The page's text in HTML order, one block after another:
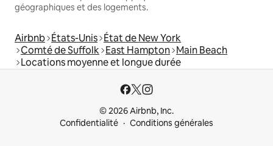
géographiques et des logements.
Airbnb États-Unis État de New York
Comté de Suffolk East Hampton Main Beach
Locations moyenne et longue durée
© 2026 Airbnb, Inc.
Confidentialité
Conditions générales